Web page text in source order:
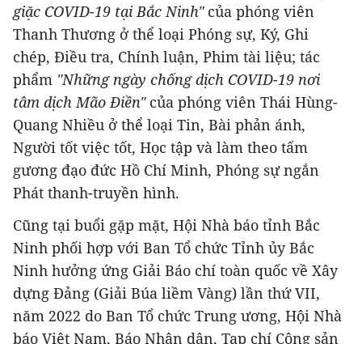
giặc COVID-19 tại Bắc Ninh"của phóng viên
Thanh Thương ở thể loại Phóng sự, Ký, Ghi
chép, Điều tra, Chính luận, Phim tài liệu; tác
phẩm "Những ngày chống dịch COVID-19 nơi
tâm dịch Mão Điền"của phóng viên Thái Hùng-
Quang Nhiều ở thể loại Tin, Bài phản ánh,
Người tốt việc tốt, Học tập và làm theo tấm
gương đạo đức Hồ Chí Minh, Phóng sự ngắn
Phát thanh-truyền hình.
Cũng tại buổi gặp mặt, Hội Nhà báo tỉnh Bắc
Ninh phối hợp với Ban Tổ chức Tỉnh ủy Bắc
Ninh hưởng ứng Giải Báo chí toàn quốc về Xây
dựng Đảng (Giải Búa liềm Vàng) lần thứ VII,
năm 2022 do Ban Tổ chức Trung ương, Hội Nhà
báo Việt Nam, Báo Nhân dân, Tạp chí Cộng sản